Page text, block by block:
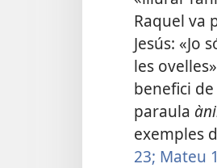
Raquel va
Jesús: «Jo
les
benefici
paraula
exemples
23; Mateu